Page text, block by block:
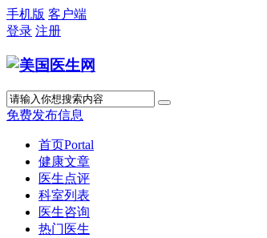
手机版 客户端
登录 注册
免费发布信息
首页Portal
健康文章
医生点评
科室列表
医生咨询
热门医生